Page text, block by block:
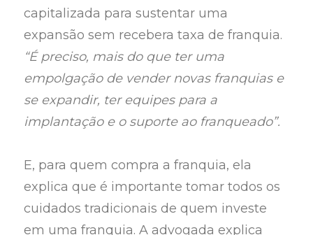
capitalizada para sustentar uma
expansão sem recebera taxa de franquia.
“É preciso, mais do que ter uma
empolgação de vender novas franquias e
se expandir, ter equipes para a
implantação e o suporte ao franqueado”.
E, para quem compra a franquia, ela
explica que é importante tomar todos os
cuidados tradicionais de quem investe
em uma franquia. A advogada explica